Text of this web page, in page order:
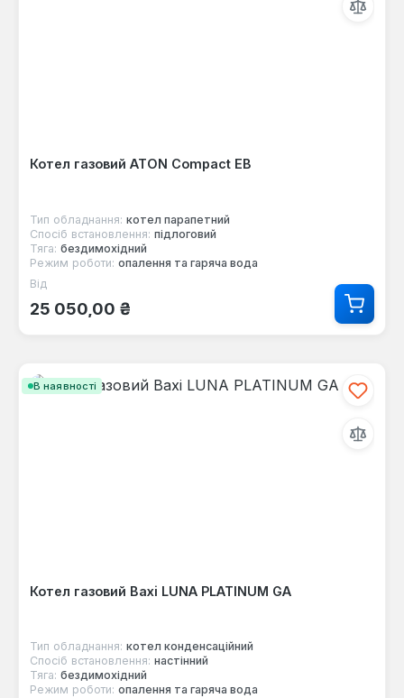
Котел газовий ATON Compact ЕВ
Тип обладнання: котел парапетний
Спосіб встановлення: підлоговий
Тяга: бездимохідний
Режим роботи: опалення та гаряча вода
Звичайна ціна:
Від
25 050,00 ₴
В наявності
Котел газовий Baxi LUNA PLATINUM GA
Тип обладнання: котел конденсаційний
Спосіб встановлення: настінний
Тяга: бездимохідний
Режим роботи: опалення та гаряча вода